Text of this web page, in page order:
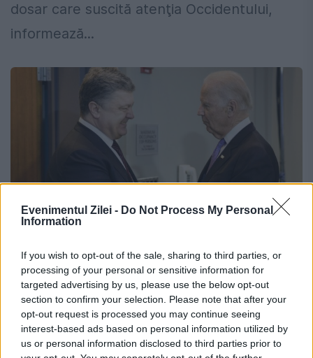
Evenimentul Zilei - Do Not Process My Personal
Information
If you wish to opt-out of the sale, sharing to third parties, or
processing of your personal or sensitive information for
targeted advertising by us, please use the below opt-out
section to confirm your selection. Please note that after your
opt-out request is processed you may continue seeing
interest-based ads based on personal information utilized by
us or personal information disclosed to third parties prior to
dosar care suscită atenţia Occidentului,
informează...
Înaltă trădare la Kiev. Poroșenko a dat-
o la cotitură cu Biden. Miza: un miliard
de dolari
20 MAI 2020